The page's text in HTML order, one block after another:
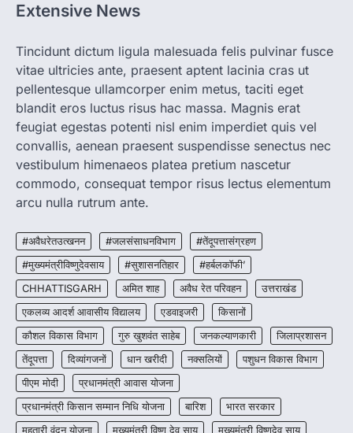
2
CHHATTISGARH
जाएगी एल्बेंडाजोल
More Khabar August 7, 2026
रायपुर। राष्ट्रीय कृमि मुक्ति दिवस भारत सरकार द्वारा
बच्चों के स्वास्थ्य सुधार के लिए वर्ष…
3
CHHATTISGARH
CG : मुख्यमंत्री विष्णुदेव साय के नेतृत्व में
छत्तीसगढ़ को बड़ी उपलब्धि
More Khabar
हरित विकास और किसानों की आय…
4
CHHATTISGARH
CG : पांच माह की अनुष्का को मिला नया
जीवन, चिरायु योजना से संभव हुई सफल सर्जरी
More Khabar August 7, 2026
रायपुर। राष्ट्रीय बाल स्वास्थ्य कार्यक्रम (चिरायु) के तहत
जशपुर जिले की 5 माह की मासूम…
Extensive News
Tincidunt dictum ligula malesuada felis pulvinar fusce
vitae ultricies ante, praesent aptent lacinia cras ut
pellentesque ullamcorper enim metus, taciti eget
blandit eros luctus risus hac massa. Magnis erat
feugiat egestas potenti nisl enim imperdiet quis vel
convallis, aenean praesent suspendisse senectus nec
vestibulum himenaeos platea pretium nascetur
commodo, consequat tempor risus lectus elementum
arcu nulla rutrum ante.
#अवैधरेतउत्खनन #जलसंसाधनविभाग
#तेंदूपत्तासंग्रहण
#मुख्यमंत्रीविष्णुदेवसाय
#सुशासनतिहार
#हर्बलकॉफी’
CHHATTISGARH
अमित शाह अवैध रेत परिवहन
उत्तराखंड
एकलव्य आदर्श आवासीय विद्यालय
एडवाइजरी
किसानों
कौशल विकास विभाग
गुरु खुशवंत साहेब जनकल्याणकारी
जिलाप्रशासन
तेंदूपत्ता
दिव्यांगजनों धान खरीदी नक्सलियों
पशुधन विकास विभाग
पीएम मोदी
प्रधानमंत्री आवास योजना
प्रधानमंत्री किसान सम्मान निधि योजना
बारिश
भारत सरकार
महतारी वंदन योजना
मुख्यमंत्री विष्णु देव साय मुख्यमंत्री विष्णुदेव साय